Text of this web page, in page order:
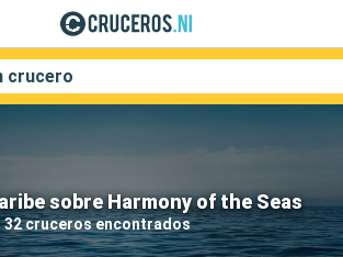
sobre Harmony of the Seas
32 cruceros encontrados
crucero